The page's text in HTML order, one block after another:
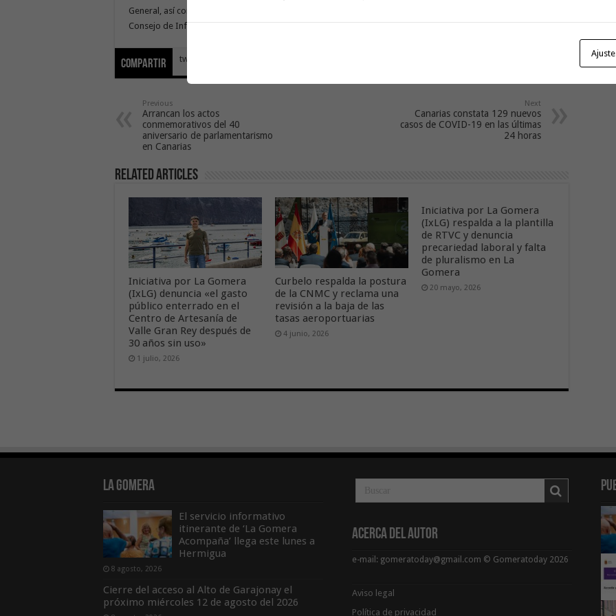
General, así como aprobar el Mandato Marco del ente, el Reglamento Orgánico, la puesta en marcha del
Consejo de Informativo y cubrir las plazas que están presupuestadas en la Radio Pública.
Compartir tweet
Previous
Arrancan los actos
conmemorativos del 40
aniversario de parlamentarismo
en Canarias
Next
Canarias constata 129 nuevos
casos de COVID-19 en las últimas
24 horas
Related Articles
Iniciativa por La Gomera
(IxLG) denuncia «el gasto
público enterrado en el
Centro de Artesanía de
Valle Gran Rey después de
30 años sin uso»
1 julio, 2026
Curbelo respalda la postura
de la CNMC y reclama una
revisión a la baja de las
tasas aeroportuarias
4 junio, 2026
Iniciativa por La Gomera
(IxLG) respalda a la plantilla
de RTVC y denuncia
precariedad laboral y falta
de pluralismo en La
Gomera
20 mayo, 2026
La Gomera
El servicio informativo
itinerante de ‘La Gomera
Acompaña’ llega este lunes a
Hermigua
8 agosto, 2026
Cierre del acceso al Alto de Garajonay el
próximo miércoles 12 de agosto del 2026
Acerca del Autor
e-mail: gomeratoday@gmail.com © Gomeratoday 2026
Aviso legal
Política de privacidad